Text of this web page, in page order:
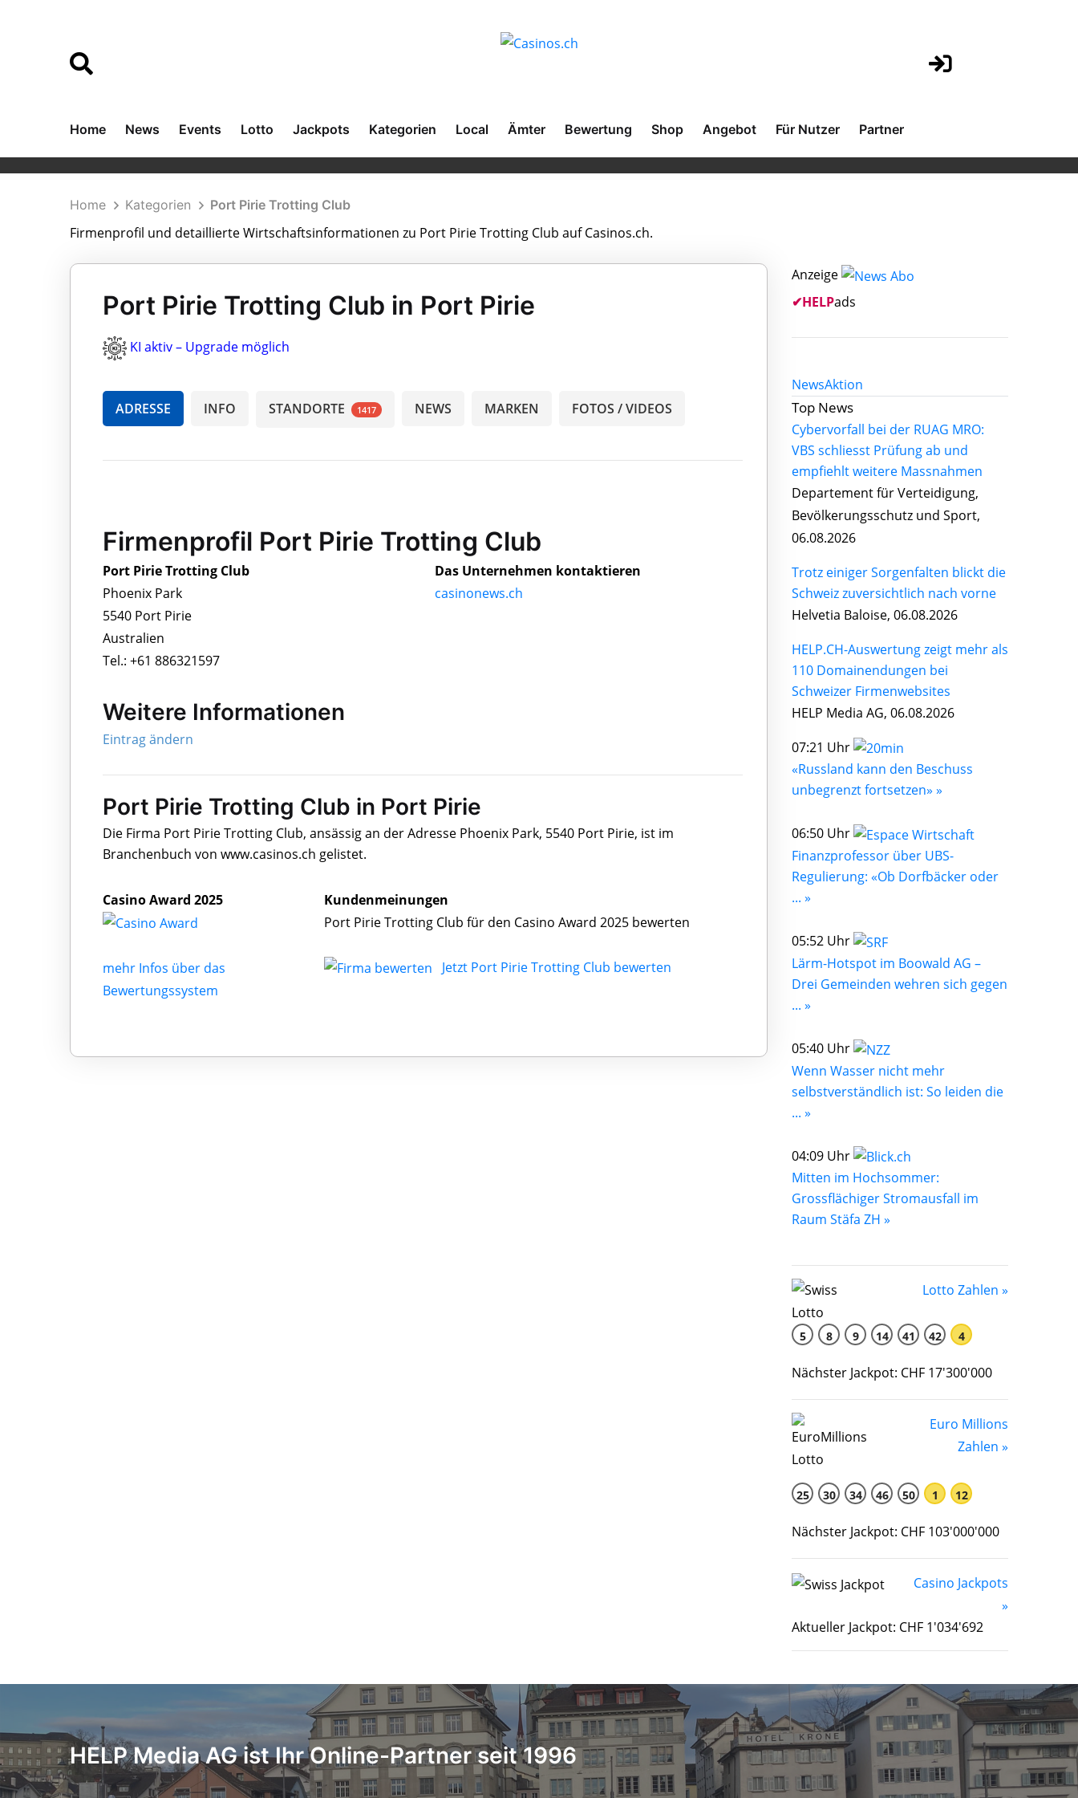
Home News Events Lotto Jackpots Kategorien Local Ämter Bewertung Shop Angebot Für Nutzer Partner
Home Kategorien Port Pirie Trotting Club
Firmenprofil und detaillierte Wirtschaftsinformationen zu Port Pirie Trotting Club auf Casinos.ch.
Port Pirie Trotting Club in Port Pirie
KI aktiv – Upgrade möglich
ADRESSE INFO STANDORTE 1417 NEWS MARKEN FOTOS / VIDEOS
Firmenprofil Port Pirie Trotting Club
Port Pirie Trotting Club
Phoenix Park
5540 Port Pirie
Australien
Tel.: +61 886321597
Das Unternehmen kontaktieren
casinonews.ch
Weitere Informationen
Eintrag ändern
Port Pirie Trotting Club in Port Pirie
Die Firma Port Pirie Trotting Club, ansässig an der Adresse Phoenix Park, 5540 Port Pirie, ist im
Branchenbuch von www.casinos.ch gelistet.
Casino Award 2025
mehr Infos über das
Bewertungssystem
Kundenmeinungen
Port Pirie Trotting Club für den Casino Award 2025 bewerten
Jetzt Port Pirie Trotting Club bewerten
Anzeige
✔HELPads
NewsAktion
Top News
Cybervorfall bei der RUAG MRO:
VBS schliesst Prüfung ab und
empfiehlt weitere Massnahmen
Departement für Verteidigung,
Bevölkerungsschutz und Sport,
06.08.2026
Trotz einiger Sorgenfalten blickt die
Schweiz zuversichtlich nach vorne
Helvetia Baloise, 06.08.2026
HELP.CH-Auswertung zeigt mehr als
110 Domainendungen bei
Schweizer Firmenwebsites
HELP Media AG, 06.08.2026
07:21 Uhr
«Russland kann den Beschuss
unbegrenzt fortsetzen» »
06:50 Uhr
Finanzprofessor über UBS-
Regulierung: «Ob Dorfbäcker oder
... »
05:52 Uhr
Lärm-Hotspot im Boowald AG –
Drei Gemeinden wehren sich gegen
... »
05:40 Uhr
Wenn Wasser nicht mehr
selbstverständlich ist: So leiden die
... »
04:09 Uhr
Mitten im Hochsommer:
Grossflächiger Stromausfall im
Raum Stäfa ZH »
Lotto Zahlen »
5 8 9 14 41 42 4
Nächster Jackpot: CHF 17'300'000
Euro Millions
Zahlen »
25 30 34 46 50 1 12
Nächster Jackpot: CHF 103'000'000
Casino Jackpots
»
Aktueller Jackpot: CHF 1'034'692
HELP Media AG ist Ihr Online-Partner seit 1996